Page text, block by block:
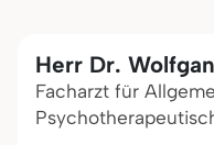
Herr Dr.
Facharzt für